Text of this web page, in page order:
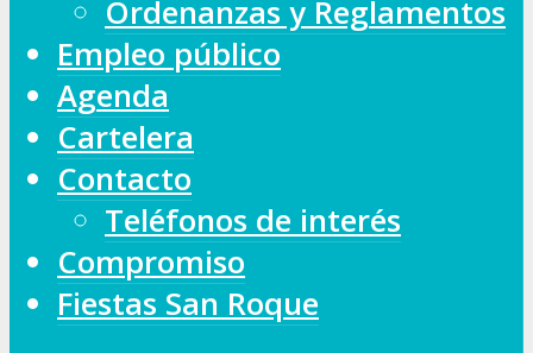
Ordenanzas y Reglamentos
Empleo público
Agenda
Cartelera
Contacto
Teléfonos de interés
Compromiso
Fiestas San Roque